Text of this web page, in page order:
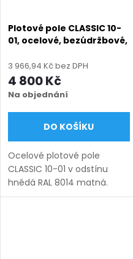
Plotové pole CLASSIC 10-
01, ocelové, bezúdržbové,
mm, výška 450–1950
mm), hnědá RAL 8014
matná
3 966,94 Kč bez DPH
4 800 Kč
Na objednání
DO KOŠÍKU
Ocelové plotové pole
CLASSIC 10-01 v odstínu
hnědá RAL 8014 matná.
Bezúdržbová ocel (žárový